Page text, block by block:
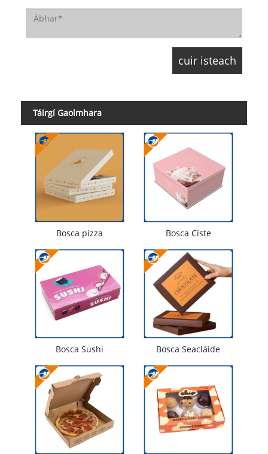
Táirgí Gaolmhara
Bosca pizza Bosca Císte
Bosca Sushi Bosca Seacláide